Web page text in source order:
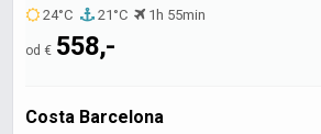
24°C 21°C 1h 55min
od € 558,-
Costa Barcelona